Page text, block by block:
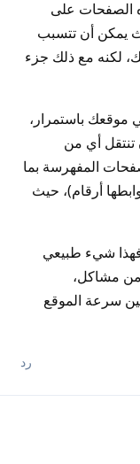
الصفحات على
يمكن أن تتسبب
لكنه مع ذلك جزء
موقعك باستمرار،
أي من
المفهرسة بما
أرقام)، حيث
شيء طبيعي
من مشاكل،
سرعة الموقع
رد